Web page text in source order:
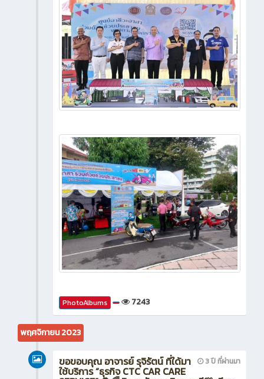
PhotoAlbums 7243
พฤศจิกายน 2023
3 ปี ที่ผ่านมา
ขอขอบคุณ อาจารย์ รุจิรัตน์ ที่ใด้มา
ใช้บริการ “ธุรกิจ CTC CAR CARE